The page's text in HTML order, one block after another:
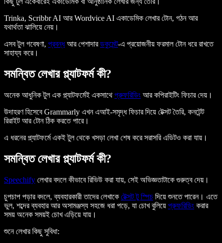
Trinka, Scribbr AI আর Wordvice AI একাডেমিক লেখার টোন, গঠন আর
যথার্থতা ঝালিয়ে নেয়।
এসব টুল গবেষণা, প্রবন্ধআর পেশাদারডকুমেন্ট-এ প্রয়োজনীয় ফরমাল টোন ধরে রাখতে
সাহায্য করে।
সমন্বিত লেখার প্ল্যাটফর্ম কী?
অনেক আধুনিক টুল এক প্ল্যাটফর্মেই একসাথে প্রুফরিডিং আর কপিরাইটিং ফিচার দেয়।
উদাহরণ হিসেবে Grammarly এখন এআই-সমৃদ্ধ ফিচার দিয়ে টেক্সট তৈরি, কনটেন্ট
রিরাইট আর টোন ঠিক করতে পারে।
এ ধরনের প্ল্যাটফর্মে একই টুল থেকে খসড়া লেখা শেষ করে সরাসরি এডিটও করা যায়।
সমন্বিত লেখার প্ল্যাটফর্ম কী?
Speechify লেখার বদলে কীভাবে রিভিউ করা যায়, সেই অভিজ্ঞতাটাকে গুরুত্ব দেয়।
চুপচাপ পড়ার বদলে, ব্যবহারকারী তাদের লেখাকে টেক্সট টু স্পিচ দিয়ে শুনতে পারেন। এতে
ভুল, শব্দের ব্যবহার আর অসামঞ্জস্য সহজে ধরা পড়ে, যা চোখ বুলিয়ে প্রুফরিডিং করার
সময় অনেক সময়ই চোখ এড়িয়ে যায়।
শুনে লেখার কিছু সুবিধা: